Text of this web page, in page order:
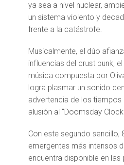
ya sea a nivel nuclear,
un sistema violento y
frente a la catástrofe.
Musicalmente, el dúo
influencias del crust punk,
música compuesta por
logra plasmar un sonido
advertencia de los
alusión al “Doomsday
Con este segundo
emergentes más intensos
encuentra disponible en